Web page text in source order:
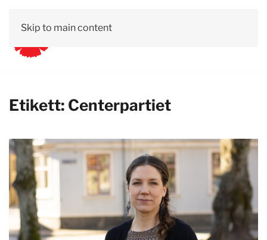
Skip to main content
Etikett: Centerpartiet